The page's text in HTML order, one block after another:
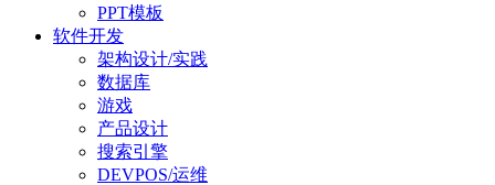
PPT模板
软件开发
架构设计/实践
数据库
游戏
产品设计
搜索引擎
DEVPOS/运维